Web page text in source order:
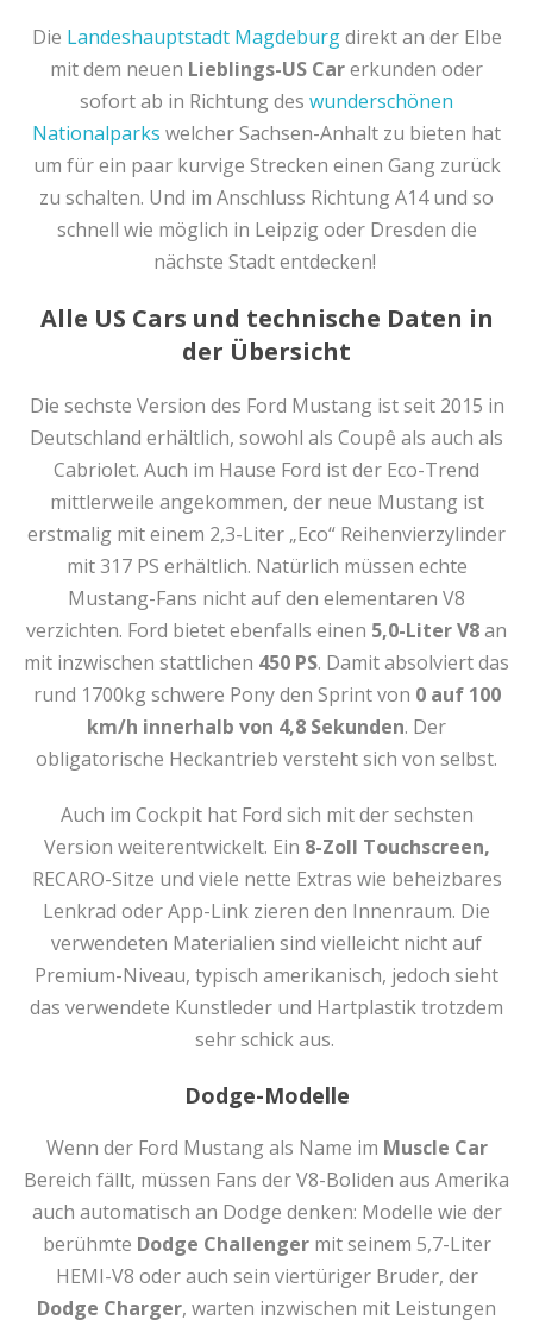
Die Landeshauptstadt Magdeburgdirekt an der Elbe
mit dem neuen Lieblings-US Carerkunden oder
sofort ab in Richtung des wunderschönen
Nationalparks welcher Sachsen-Anhalt zu bieten hat
um für ein paar kurvige Strecken einen Gang zurück
zu schalten. Und im Anschluss Richtung A14 und so
schnell wie möglich in Leipzig oder Dresden die
nächste Stadt entdecken!
Alle US Cars und technische Daten in
der Übersicht
Die sechste Version des Ford Mustang ist seit 2015 in
Deutschland erhältlich, sowohl als Coupê als auch als
Cabriolet. Auch im Hause Ford ist der Eco-Trend
mittlerweile angekommen, der neue Mustang ist
erstmalig mit einem 2,3-Liter „Eco“ Reihenvierzylinder
mit 317 PS erhältlich. Natürlich müssen echte
Mustang-Fans nicht auf den elementaren V8
verzichten. Ford bietet ebenfalls einen 5,0-Liter V8an
mit inzwischen stattlichen 450 PS. Damit absolviert das
rund 1700kg schwere Pony den Sprint von 0 auf 100
km/h innerhalb von 4,8 Sekunden. Der
obligatorische Heckantrieb versteht sich von selbst.
Auch im Cockpit hat Ford sich mit der sechsten
Version weiterentwickelt. Ein 8-Zoll Touchscreen,
RECARO-Sitze und viele nette Extras wie beheizbares
Lenkrad oder App-Link zieren den Innenraum. Die
verwendeten Materialien sind vielleicht nicht auf
Premium-Niveau, typisch amerikanisch, jedoch sieht
das verwendete Kunstleder und Hartplastik trotzdem
sehr schick aus.
Dodge-Modelle
Wenn der Ford Mustang als Name im Muscle Car
Bereich fällt, müssen Fans der V8-Boliden aus Amerika
auch automatisch an Dodge denken: Modelle wie der
berühmte Dodge Challengermit seinem 5,7-Liter
HEMI-V8 oder auch sein viertüriger Bruder, der
Dodge Charger, warten inzwischen mit Leistungen